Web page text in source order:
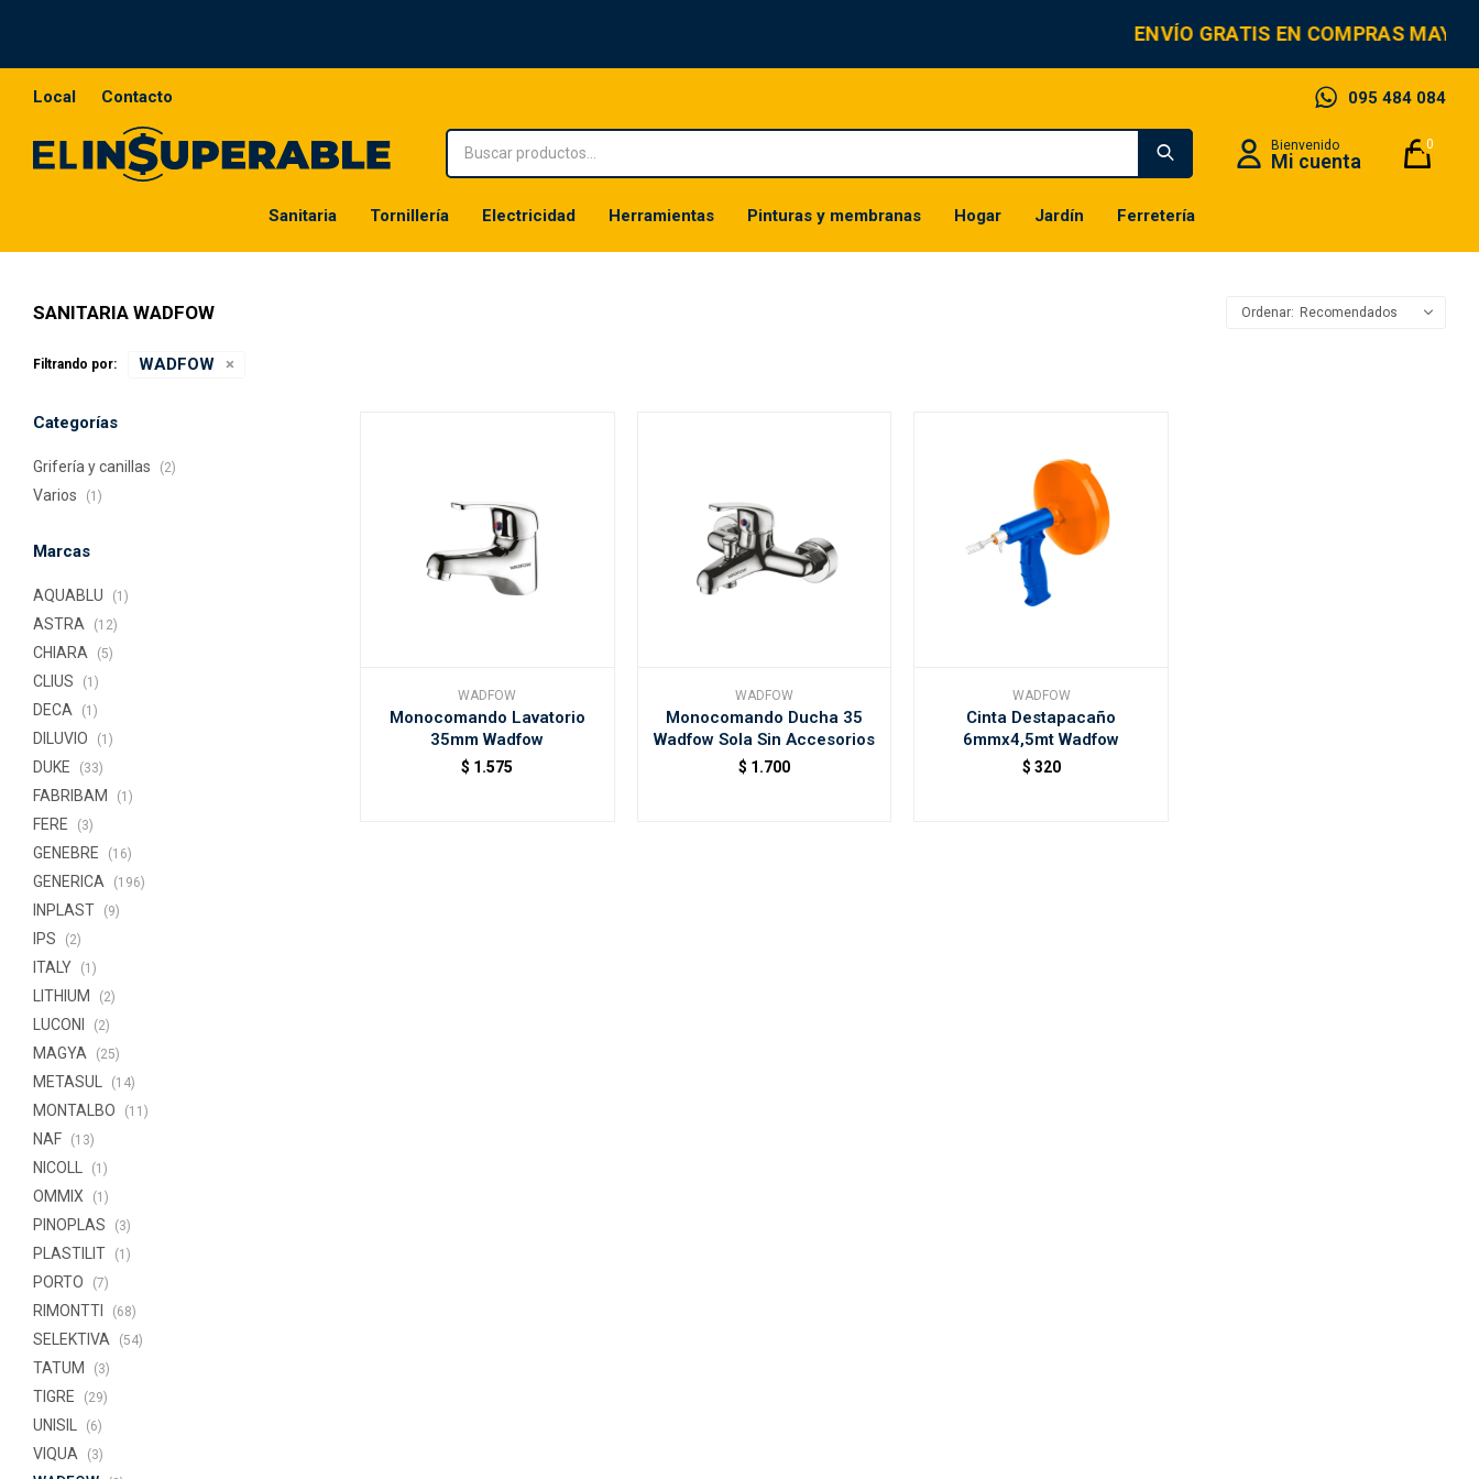
ENVÍO GRATIS EN COMPRAS
Sanitaria Tornillería Electricidad Herramientas Pinturas y membranas Hogar Jardín Ferretería
0
095 484 084
Local Contacto
SANITARIA WADFOW Recomendados
Filtrando por: WADFOW
WADFOW
Monocomando Lavatorio
35mm Wadfow
$ 1.575
WADFOW
Monocomando Ducha 35
Wadfow Sola Sin Accesorios
$ 1.700
WADFOW
Cinta Destapacaño
6mmx4,5mt Wadfow
$ 320
Categorías
Grifería y canillas (2)
Varios (1)
Marcas
AQUABLU (1)
ASTRA (12)
CHIARA (5)
CLIUS (1)
DECA (1)
DILUVIO (1)
DUKE (33)
FABRIBAM (1)
FERE (3)
GENEBRE (16)
GENERICA (196)
INPLAST (9)
IPS (2)
ITALY (1)
LITHIUM (2)
LUCONI (2)
MAGYA (25)
METASUL (14)
MONTALBO (11)
NAF (13)
NICOLL (1)
OMMIX (1)
PINOPLAS (3)
PLASTILIT (1)
PORTO (7)
RIMONTTI (68)
SELEKTIVA (54)
TATUM (3)
TIGRE (29)
UNISIL (6)
VIQUA (3)